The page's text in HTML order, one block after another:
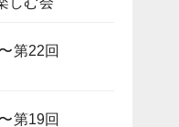
第22回
第19回